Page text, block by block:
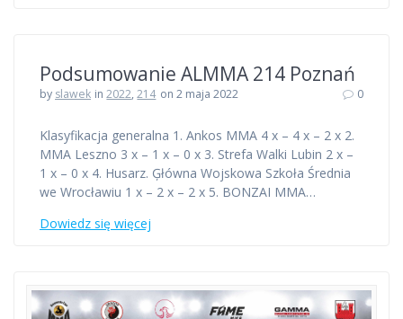
Podsumowanie ALMMA 214 Poznań
by slawek in2022,214 on 2 maja 2022 0
Klasyfikacja generalna 1. Ankos MMA 4 x – 4 x – 2 x 2.
MMA Leszno 3 x – 1 x – 0 x 3. Strefa Walki Lubin 2 x –
1 x – 0 x 4. Husarz. Ģłówna Wojskowa Szkoła Średnia
we Wrocławiu 1 x – 2 x – 2 x 5. BONZAI MMA…
Dowiedz się więcej